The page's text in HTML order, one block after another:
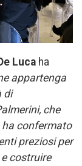
Luca ha
appartenga
di
che
ha confermato
preziosi per
costruire